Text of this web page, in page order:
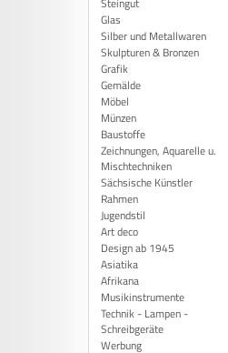
Glas
Silber und Metallwaren
Skulpturen & Bronzen
Grafik
Gemälde
Möbel
Münzen
Baustoffe
Zeichnungen, Aquarelle u.
Mischtechniken
Sächsische Künstler
Rahmen
Jugendstil
Art deco
Design ab 1945
Asiatika
Afrikana
Musikinstrumente
Technik - Lampen -
Schreibgeräte
Werbung